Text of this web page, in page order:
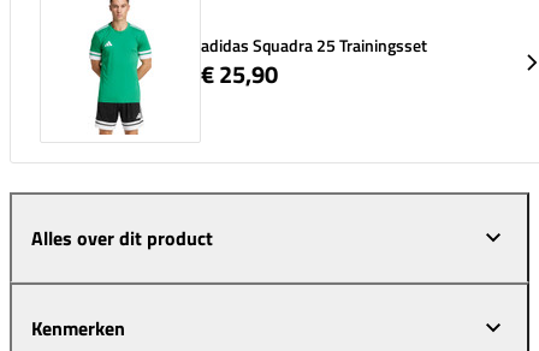
adidas Squadra 25 Trainingsset
€ 25,90
Alles over dit product
Kenmerken